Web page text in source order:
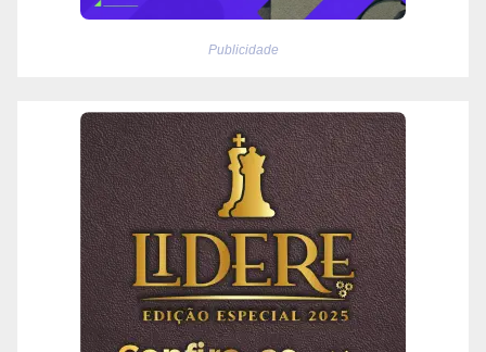
Publicidade